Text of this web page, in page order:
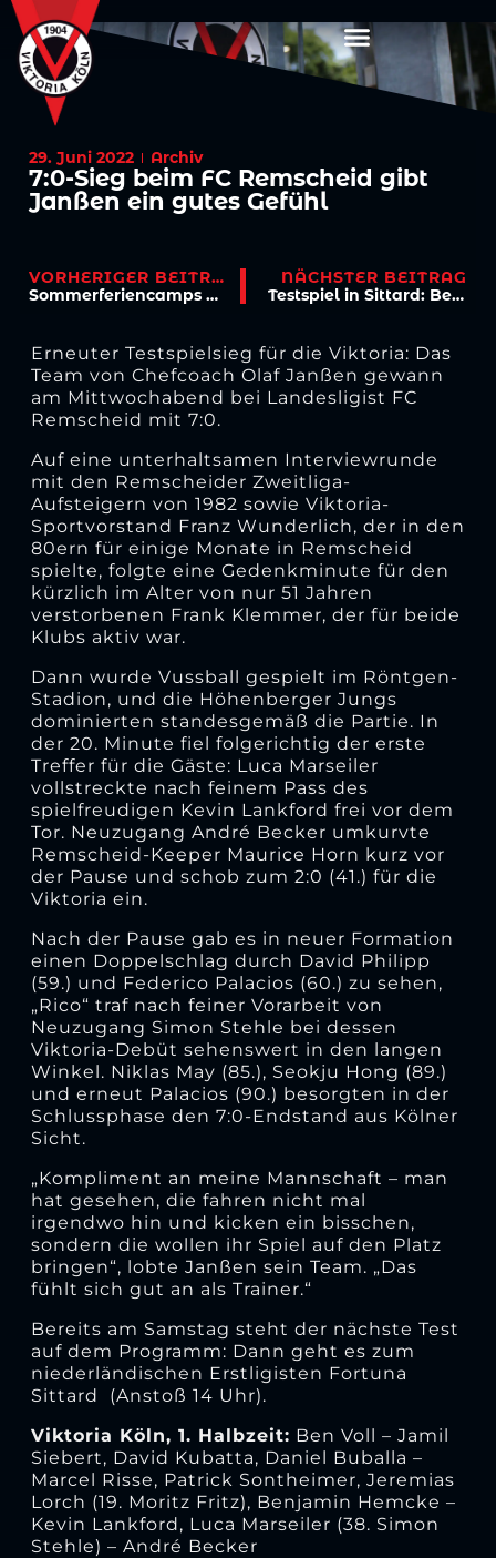
29. Juni 2022 Archiv
7:0-Sieg beim FC Remscheid gibt
Janßen ein gutes Gefühl
VORHERIGER BEITRAG
Sommerferiencamps der Vussballschule: Es sind noch Plätze frei!
NÄCHSTER BEITRAG
Testspiel in Sittard: Begegnung mit türkischem Superstar
Erneuter Testspielsieg für die Viktoria: Das
Team von Chefcoach Olaf Janßen gewann
am Mittwochabend bei Landesligist FC
Remscheid mit 7:0.
Auf eine unterhaltsamen Interviewrunde
mit den Remscheider Zweitliga-
Aufsteigern von 1982 sowie Viktoria-
Sportvorstand Franz Wunderlich, der in den
80ern für einige Monate in Remscheid
spielte, folgte eine Gedenkminute für den
kürzlich im Alter von nur 51 Jahren
verstorbenen Frank Klemmer, der für beide
Klubs aktiv war.
Dann wurde Vussball gespielt im Röntgen-
Stadion, und die Höhenberger Jungs
dominierten standesgemäß die Partie. In
der 20. Minute fiel folgerichtig der erste
Treffer für die Gäste: Luca Marseiler
vollstreckte nach feinem Pass des
spielfreudigen Kevin Lankford frei vor dem
Tor. Neuzugang André Becker umkurvte
Remscheid-Keeper Maurice Horn kurz vor
der Pause und schob zum 2:0 (41.) für die
Viktoria ein.
Nach der Pause gab es in neuer Formation
einen Doppelschlag durch David Philipp
(59.) und Federico Palacios (60.) zu sehen,
„Rico“ traf nach feiner Vorarbeit von
Neuzugang Simon Stehle bei dessen
Viktoria-Debüt sehenswert in den langen
Winkel. Niklas May (85.), Seokju Hong (89.)
und erneut Palacios (90.) besorgten in der
Schlussphase den 7:0-Endstand aus Kölner
Sicht.
„Kompliment an meine Mannschaft – man
hat gesehen, die fahren nicht mal
irgendwo hin und kicken ein bisschen,
sondern die wollen ihr Spiel auf den Platz
bringen“, lobte Janßen sein Team. „Das
fühlt sich gut an als Trainer.“
Bereits am Samstag steht der nächste Test
auf dem Programm: Dann geht es zum
niederländischen Erstligisten Fortuna
Sittard (Anstoß 14 Uhr).
Viktoria Köln, 1. Halbzeit: Ben Voll – Jamil
Siebert, David Kubatta, Daniel Buballa –
Marcel Risse, Patrick Sontheimer, Jeremias
Lorch (19. Moritz Fritz), Benjamin Hemcke –
Kevin Lankford, Luca Marseiler (38. Simon
Stehle) – André Becker